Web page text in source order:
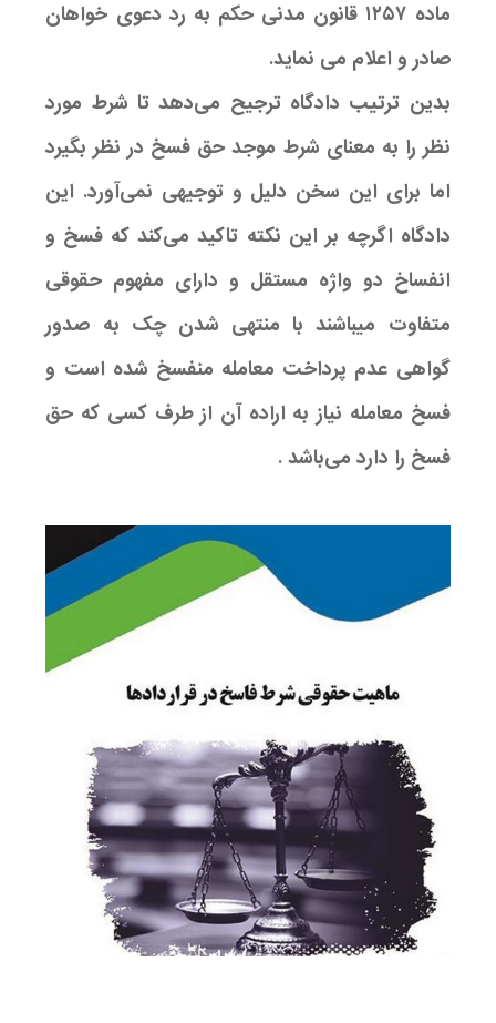
ماده ۱۲۵۷ قانون مدنی حکم به رد دعوی خواهان
صادر و اعلام می نماید.
بدین ترتیب دادگاه ترجیح می‌دهد تا شرط مورد
نظر را به معنای شرط موجد حق فسخ در نظر بگیرد
اما برای این سخن دلیل و توجیهی نمی‌آورد. این
دادگاه اگرچه بر این نکته تاکید می‌کند که فسخ و
انفساخ دو واژه مستقل و دارای مفهوم حقوقی
متفاوت میباشند با منتهی شدن چک به صدور
گواهی عدم پرداخت معامله منفسخ شده است و
فسخ معامله نیاز به اراده آن از طرف کسی که حق
فسخ را دارد می‌باشد .